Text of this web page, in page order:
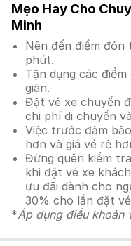
Mẹo Hay Cho
Minh
Nên đến điểm đón
phút.
Tận dụng các
giãn.
Đặt vé xe chuyến
chi phí di chuyển
Việc trước đảm
hơn và giá vé rẻ
Đừng quên kiểm
khi đặt vé xe
ưu đãi dành cho
30% cho lần đặt
*Áp dụng điều khoản